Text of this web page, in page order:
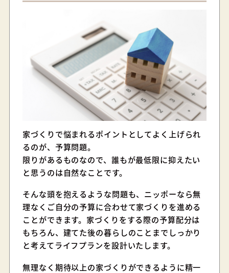
家づくりで悩まれるポイントとしてよく上げられ
るのが、予算問題。
限りがあるものなので、誰もが最低限に抑えたい
と思うのは自然なことです。
そんな頭を抱えるような問題も、ニッポーなら無
理なくご自分の予算に合わせて家づくりを進める
ことができます。家づくりをする際の予算配分は
もちろん、建てた後の暮らしのことまでしっかり
と考えてライフプランを設計いたします。
無理なく期待以上の家づくりができるように精一